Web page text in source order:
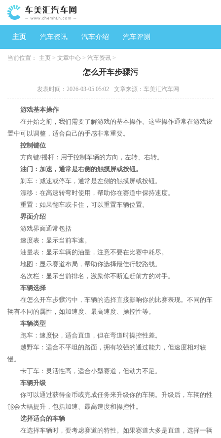
主页 汽车资讯 汽车介绍 汽车评测
当前位置： 主页 > 文章中心 > 汽车资讯 >
怎么开车步骤污
发表时间：2026-03-05 05:02 文章来源：车美汇汽车网
游戏基本操作
在开始之前，我们需要了解游戏的基本操作。这些操作通常在游戏设
置中可以调整，适合自己的手感非常重要。
控制键位
方向键/摇杆：用于控制车辆的方向，左转、右转。
油门：加速，通常是右侧的触摸屏或按钮。
刹车：减速或停车，通常是左侧的触摸屏或按钮。
漂移：在高速转弯时使用，帮助你在赛道中保持速度。
重置：如果翻车或卡住，可以重置车辆位置。
界面介绍
游戏界面通常包括
速度表：显示当前车速。
油量表：显示车辆的油量，注意不要在比赛中耗尽。
地图：显示赛道布局，帮助你选择最佳行驶路线。
名次栏：显示当前排名，激励你不断追赶前方的对手。
车辆选择
在怎么开车步骤污中，车辆的选择直接影响你的比赛表现。不同的车
辆有不同的属性，如加速度、最高速度、操控性等。
车辆类型
跑车：速度快，适合直道，但在弯道时操控性差。
越野车：适合不平坦的路面，拥有较强的通过能力，但速度相对较
慢。
卡丁车：灵活性高，适合小型赛道，但动力不足。
车辆升级
你可以通过获得金币或完成任务来升级你的车辆。升级后，车辆的性
能会大幅提升，包括加速、最高速度和操控性。
选择适合的车辆
在选择车辆时，要考虑赛道的特性。如果赛道大多是直道，选择一辆